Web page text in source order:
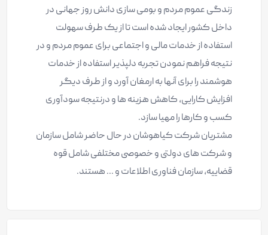
زندگی عموم مردم و بومی سازی دانش روز جهانی در
داخل کشور ایجاد شده است تا از یک طرف سهولت
استفاده از خدمات مالی و اجتماعی برای عموم مردم و در
نتیجه فراهم نمودن تجربه دلپذیر استفاده از خدمات
هوشمند را برای آنها به ارمغان آورد و از طرف دیگر
افزایش کارایی، کاهش هزینه ها و درنتیجه سودآوری
کسب و کارها را مهیا سازد.
مشتریان شرکت کیاهوشان در حال حاضر شامل سازمان
و شرکت های دولتی و خصوصی مختلفی شامل قوه
قضاییه، سازمان فناوری اطلاعات و ... هستند.